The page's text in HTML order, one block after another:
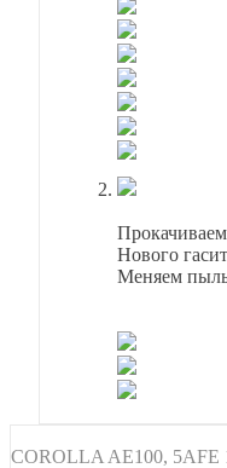
Нового
Меняем
COROLLA AE100, 5AFE